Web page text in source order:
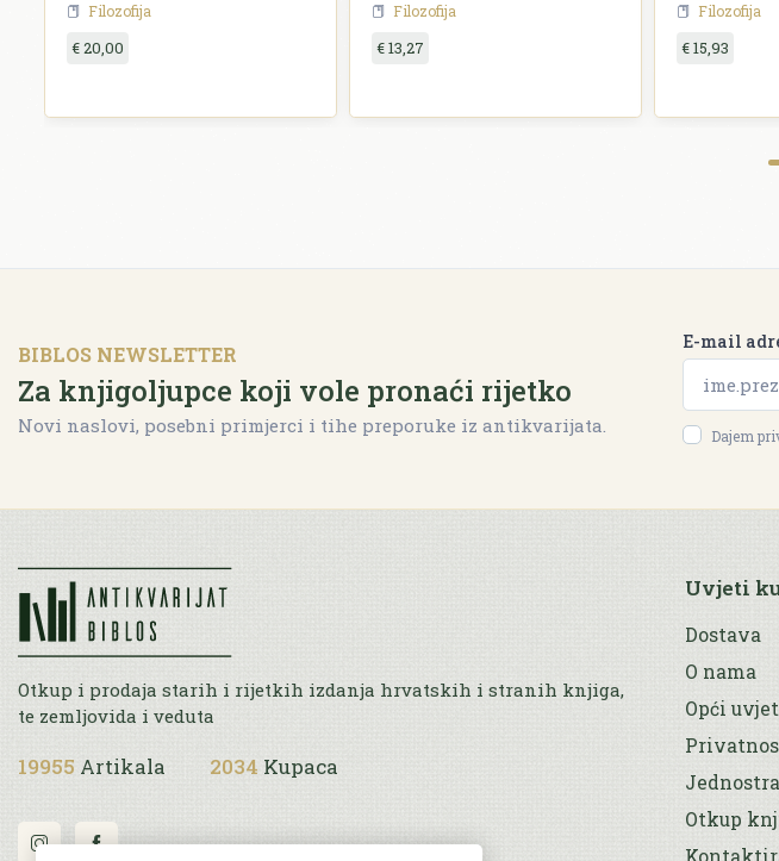
Filozofija
€ 20,00
Filozofija
€ 13,27
Filozofija
€ 15,93
BIBLOS NEWSLETTER
Za knjigoljupce koji vole pronaći rijetko
Novi naslovi, posebni primjerci i tihe preporuke iz antikvarijata.
E-mail
Dajem
Otkup i prodaja starih i rijetkih izdanja hrvatskih i stranih knjiga,
te zemljovida i veduta
19955 Artikala 2034 Kupaca
Uvjeti
Dostava
O nama
Opći
Otkup